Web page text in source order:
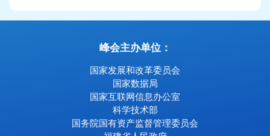
峰会主办单位：
国家发展和改革委员会
国家数据局
国家互联网信息办公室
科学技术部
国务院国有资产监督管理委员会